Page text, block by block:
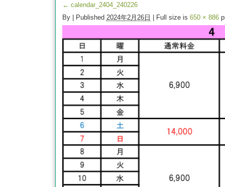
← calendar_2404_240226
By
Published 2024年2月26日 | Full size is 650 × 886